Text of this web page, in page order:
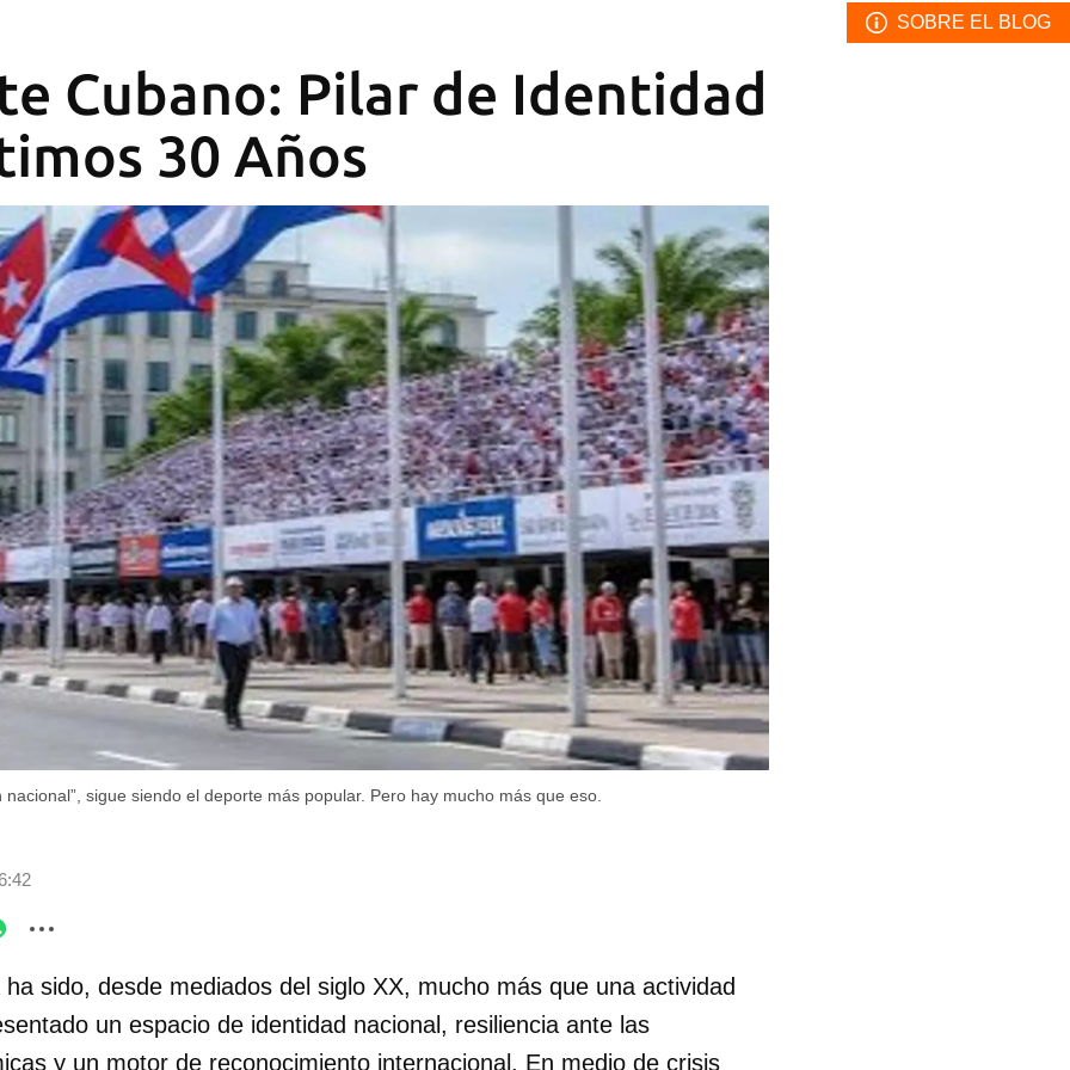
SOBRE EL BLOG
Cubano: Pilar de Identidad
30 Años
sigue siendo el deporte más popular. Pero hay mucho más que eso.
sido, desde mediados del siglo XX, mucho más que una actividad
un espacio de identidad nacional, resiliencia ante las
y un motor de reconocimiento internacional. En medio de crisis